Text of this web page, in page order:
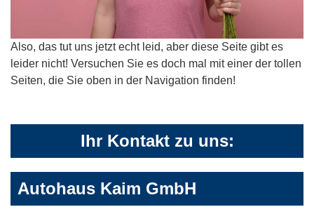
Also, das tut uns jetzt echt leid, aber diese Seite gibt es
leider nicht! Versuchen Sie es doch mal mit einer der tollen
Seiten, die Sie oben in der Navigation finden!
Ihr Kontakt zu uns:
Autohaus Kaim GmbH